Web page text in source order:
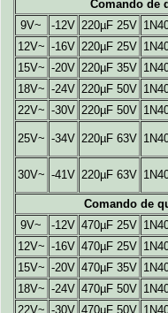
Comando de
9V~
-12V 220µF 25V
12V~ -16V 220µF 25V
15V~ -20V 220µF 35V
18V~ -24V 220µF 50V
22V~ -30V 220µF 50V
25V~ -34V 220µF 63V
30V~ -41V 220µF 63V
Comando de
9V~
-12V 470µF 25V
12V~ -16V 470µF 25V
15V~ -20V 470µF 35V
18V~ -24V 470µF 50V
22V~ -30V 470µF 50V